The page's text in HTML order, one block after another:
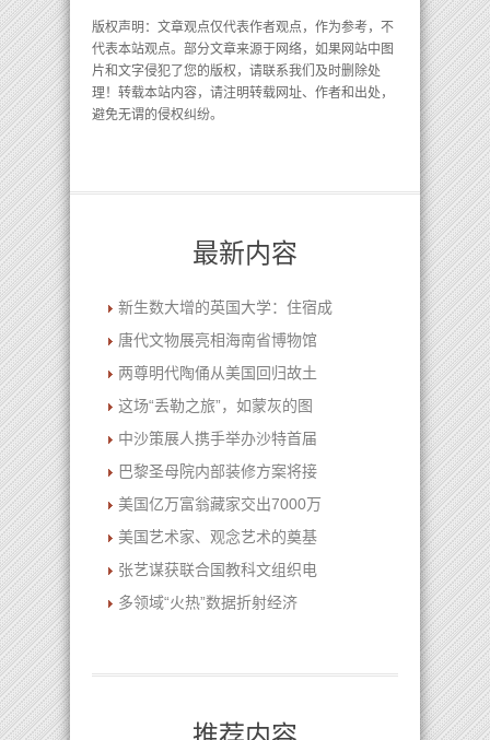
版权声明 ：文章观点仅代表作者观点，作为参考，不
代表本站观点。部分文章来源于网络，如果网站中图
片和文字侵犯了您的版权，请联系我们及时删除处
理！转载本站内容，请注明转载网址、作者和出处，
避免无谓的侵权纠纷。
最新内容
新生数大增的英国大学：住宿成
唐代文物展亮相海南省博物馆
两尊明代陶俑从美国回归故土
这场“丢勒之旅”，如蒙灰的图
中沙策展人携手举办沙特首届
巴黎圣母院内部装修方案将接
美国亿万富翁藏家交出7000万
美国艺术家、观念艺术的奠基
张艺谋获联合国教科文组织电
多领域“火热”数据折射经济